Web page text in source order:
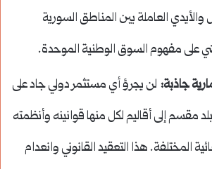
العاملة بين المناطق السورية
على مفهوم السوق الوطنية الموحدة.
جاذبة: لن يجرؤ أي مستثمر دولي جاد على
مقسم إلى أقاليم لكل منها قوانينه وأنظمته
المختلفة. هذا التعقيد القانوني وانعدام